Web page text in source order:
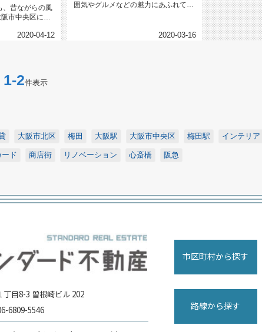
、昔ながらの風
市中央区にあ
2020-04-12
囲気やグルメなどの魅力にあふれてい
2020-03-16
2件表示
大阪市北区 梅田 大阪駅 大阪市中央区 梅田駅 インテリア
ド 商店街 リノベーション 心斎橋 阪急
目8-3 曽根崎ビル 202
6809-5546
市区町村から探す
路線から探す